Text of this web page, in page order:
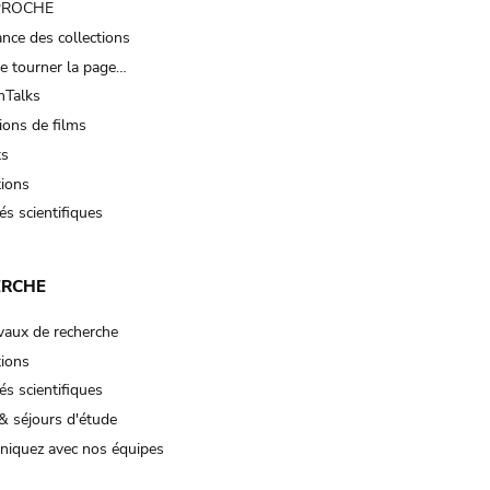
des collections
tourner la page…
de films
scientifiques
de recherche
scientifiques
séjours d'étude
avec nos équipes